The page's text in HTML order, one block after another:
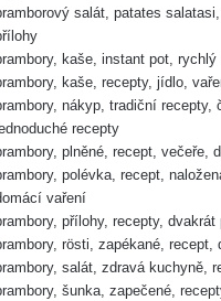
salát, patates
kaše, instant pot,
kaše, recepty, jídlo,
nákyp, tradiční recepty,
recepty
plněné, recept, večeře,
polévka, recept,
vaření
přílohy, recepty, dvakrát
rösti, zapékané, recept,
salát, zdravá kuchyně,
šunka, zapečené,